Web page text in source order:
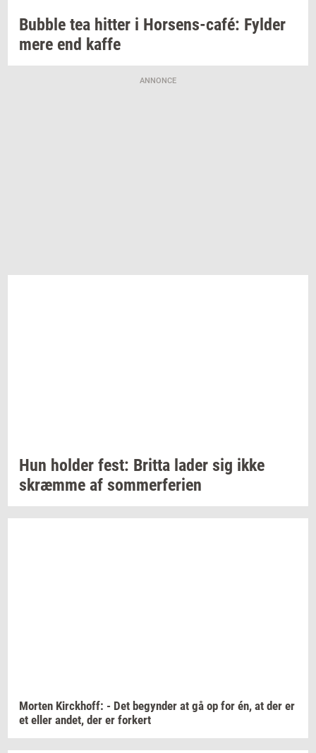
Bubb­le tea hit­ter i Horsens-​café: Fyl­der
mere end kaffe
ANNONCE
Hun hol­der fest: Brit­ta lader sig ikke
skræm­me af som­mer­fe­ri­en
Mor­ten Kirck­hoff: - Det be­gyn­der at gå op for én, at der er
et eller andet, der er for­kert